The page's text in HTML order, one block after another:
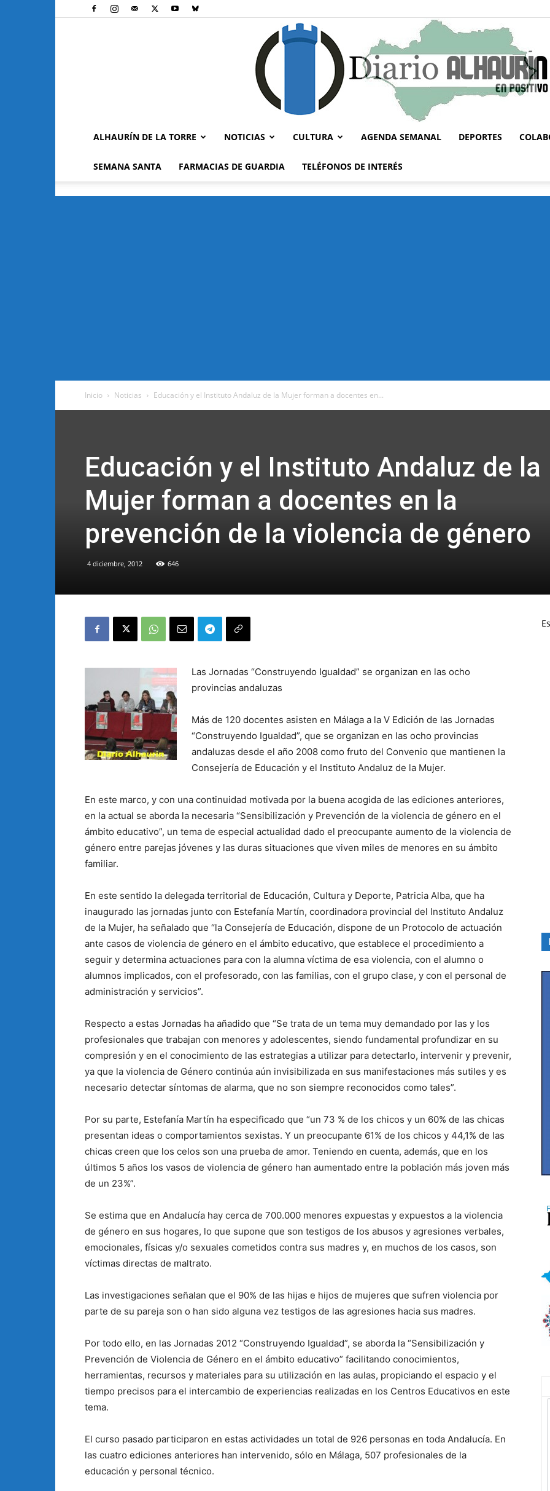
ALHAURÍN DE LA TORRE NOTICIAS CULTURA AGENDA SEMANAL DEPORTES
SEMANA SANTA FARMACIAS DE GUARDIA TELÉFONOS DE INTERÉS
Inicio Noticias Educación y el Instituto Andaluz de la Mujer forman a docentes en...
Educación y el Instituto Andaluz de la
Mujer forman a docentes en la
prevención de la violencia de género
4 diciembre, 2012 646
Las Jornadas “Construyendo Igualdad” se organizan en las ocho
provincias andaluzas
Más de 120 docentes asisten en Málaga a la V Edición de las Jornadas
“Construyendo Igualdad”, que se organizan en las ocho provincias
andaluzas desde el año 2008 como fruto del Convenio que mantienen la
Consejería de Educación y el Instituto Andaluz de la Mujer.
En este marco, y con una continuidad motivada por la buena acogida de las ediciones anteriores,
en la actual se aborda la necesaria “Sensibilización y Prevención de la violencia de género en el
ámbito educativo”, un tema de especial actualidad dado el preocupante aumento de la violencia de
género entre parejas jóvenes y las duras situaciones que viven miles de menores en su ámbito
familiar.
En este sentido la delegada territorial de Educación, Cultura y Deporte, Patricia Alba, que ha
inaugurado las jornadas junto con Estefanía Martín, coordinadora provincial del Instituto Andaluz
de la Mujer, ha señalado que “la Consejería de Educación, dispone de un Protocolo de actuación
ante casos de violencia de género en el ámbito educativo, que establece el procedimiento a
seguir y determina actuaciones para con la alumna víctima de esa violencia, con el alumno o
alumnos implicados, con el profesorado, con las familias, con el grupo clase, y con el personal de
administración y servicios”.
Respecto a estas Jornadas ha añadido que “Se trata de un tema muy demandado por las y los
profesionales que trabajan con menores y adolescentes, siendo fundamental profundizar en su
compresión y en el conocimiento de las estrategias a utilizar para detectarlo, intervenir y prevenir,
ya que la violencia de Género continúa aún invisibilizada en sus manifestaciones más sutiles y es
necesario detectar síntomas de alarma, que no son siempre reconocidos como tales”.
Por su parte, Estefanía Martín ha especificado que “un 73 % de los chicos y un 60% de las chicas
presentan ideas o comportamientos sexistas. Y un preocupante 61% de los chicos y 44,1% de las
chicas creen que los celos son una prueba de amor. Teniendo en cuenta, además, que en los
últimos 5 años los vasos de violencia de género han aumentado entre la población más joven más
de un 23%”.
Se estima que en Andalucía hay cerca de 700.000 menores expuestas y expuestos a la violencia
de género en sus hogares, lo que supone que son testigos de los abusos y agresiones verbales,
emocionales, físicas y/o sexuales cometidos contra sus madres y, en muchos de los casos, son
víctimas directas de maltrato.
Las investigaciones señalan que el 90% de las hijas e hijos de mujeres que sufren violencia por
parte de su pareja son o han sido alguna vez testigos de las agresiones hacia sus madres.
Por todo ello, en las Jornadas 2012 “Construyendo Igualdad”, se aborda la “Sensibilización y
Prevención de Violencia de Género en el ámbito educativo” facilitando conocimientos,
herramientas, recursos y materiales para su utilización en las aulas, propiciando el espacio y el
tiempo precisos para el intercambio de experiencias realizadas en los Centros Educativos en este
tema.
El curso pasado participaron en estas actividades un total de 926 personas en toda Andalucía. En
las cuatro ediciones anteriores han intervenido, sólo en Málaga, 507 profesionales de la
educación y personal técnico.